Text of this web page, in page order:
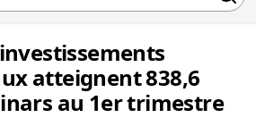
atteignent 838,6
au 1er trimestre